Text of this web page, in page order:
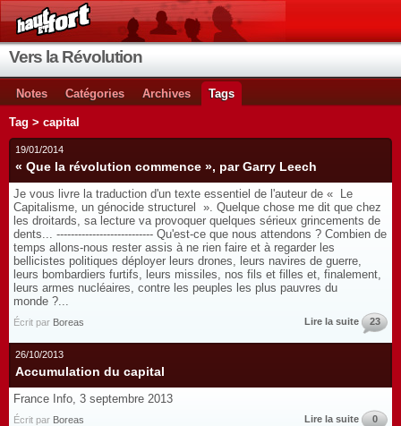
Vers la Révolution
Notes Catégories Archives Tags
Tag > capital
19/01/2014
« Que la révolution commence », par Garry Leech
Je vous livre la traduction d'un texte essentiel de l'auteur de « Le
Capitalisme, un génocide structurel ». Quelque chose me dit que chez
les droitards, sa lecture va provoquer quelques sérieux grincements de
dents... --------------------------- Qu'est-ce que nous attendons ? Combien de
temps allons-nous rester assis à ne rien faire et à regarder les
bellicistes politiques déployer leurs drones, leurs navires de guerre,
leurs bombardiers furtifs, leurs missiles, nos fils et filles et, finalement,
leurs armes nucléaires, contre les peuples les plus pauvres du
monde ?...
Écrit par Boreas Lire la suite 23
26/10/2013
Accumulation du capital
France Info, 3 septembre 2013
Écrit par Boreas Lire la suite 0